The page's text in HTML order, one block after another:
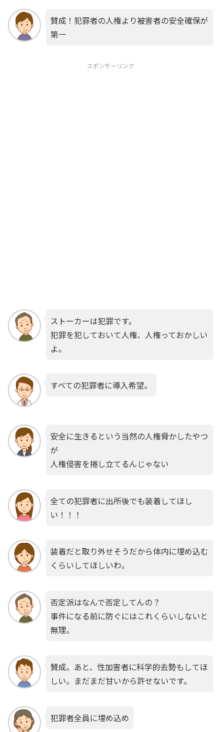
賛成！犯罪者の人権より被害者の安全確保が
第一
スポンサーリンク
ストーカーは犯罪です。
犯罪を犯しておいて人権、人権っておかしい
よ。
すべての犯罪者に導入希望。
安全に生きるという当然の人権脅かしたやつ
が
人権侵害を捲し立てるんじゃない
全ての犯罪者に出所後でも装着してほし
い！！！
装着だと取り外せそうだから体内に埋め込む
くらいしてほしいわ。
否定派はなんで否定してんの？
事件になる前に防ぐにはこれくらいしないと
無理。
賛成。あと、性加害者に科学的去勢もしてほ
しい。まだまだ甘いから許せないです。
犯罪者全員に埋め込め